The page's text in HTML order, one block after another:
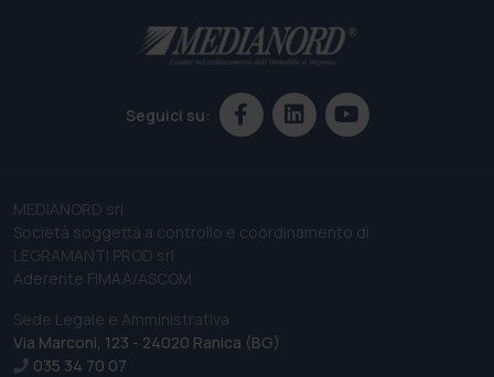
Seguici su:
MEDIANORD srl
Società soggetta a controllo e coordinamento di
LEGRAMANTI PROD srl
Aderente FIMAA/ASCOM
Sede Legale e Amministrativa
Via Marconi, 123 - 24020 Ranica (BG)
035 34 70 07